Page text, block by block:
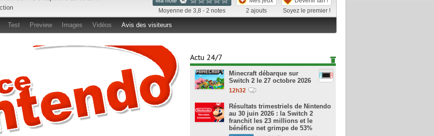
Moyenne de 3,8 - 2 notes
2 ajouts
Soyez le premier !
Test Preview Images Vidéos Avis des visiteurs
Actu 24/7
Minecraft débarque sur
Switch 2 le 27 octobre 2026
12h32
Résultats trimestriels de Nintendo
au 30 juin 2026 : la Switch 2
franchit les 23 millions et le
bénéfice net grimpe de 53%